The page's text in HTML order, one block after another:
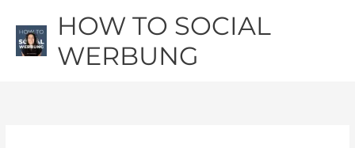
Inhalt
springen
HOW TO SOCIAL
WERBUNG